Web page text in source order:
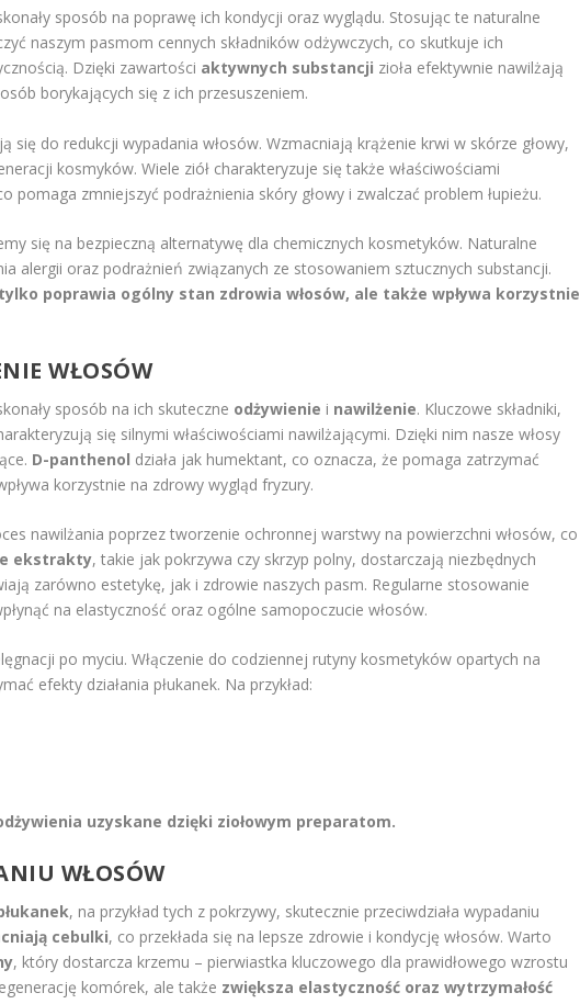
sposób na poprawę ich kondycji oraz wyglądu. Stosując te naturalne
naszym pasmom cennych składników odżywczych, co skutkuje ich
Dzięki zawartości aktywnych substancji zioła efektywnie nawilżają
borykających się z ich przesuszeniem.
się do redukcji wypadania włosów. Wzmacniają krążenie krwi w skórze głowy,
kosmyków. Wiele ziół charakteryzuje się także właściwościami
pomaga zmniejszyć podrażnienia skóry głowy i zwalczać problem łupieżu.
się na bezpieczną alternatywę dla chemicznych kosmetyków. Naturalne
alergii oraz podrażnień związanych ze stosowaniem sztucznych substancji.
poprawia ogólny stan zdrowia włosów, ale także wpływa korzystnie
WŁOSÓW
sposób na ich skuteczne odżywienie i nawilżenie. Kluczowe składniki,
się silnymi właściwościami nawilżającymi. Dzięki nim nasze włosy
D-panthenol działa jak humektant, co oznacza, że pomaga zatrzymać
korzystnie na zdrowy wygląd fryzury.
nawilżania poprzez tworzenie ochronnej warstwy na powierzchni włosów, co
ekstrakty, takie jak pokrzywa czy skrzyp polny, dostarczają niezbędnych
zarówno estetykę, jak i zdrowie naszych pasm. Regularne stosowanie
na elastyczność oraz ogólne samopoczucie włosów.
po myciu. Włączenie do codziennej rutyny kosmetyków opartych na
efekty działania płukanek. Na przykład:
uzyskane dzięki ziołowym preparatom.
WŁOSÓW
, na przykład tych z pokrzywy, skutecznie przeciwdziała wypadaniu
cebulki, co przekłada się na lepsze zdrowie i kondycję włosów. Warto
, który dostarcza krzemu – pierwiastka kluczowego dla prawidłowego wzrostu
komórek, ale także zwiększa elastyczność oraz wytrzymałość